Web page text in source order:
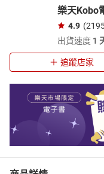
樂天Kobo
4.9
出貨速度 1
追蹤店家